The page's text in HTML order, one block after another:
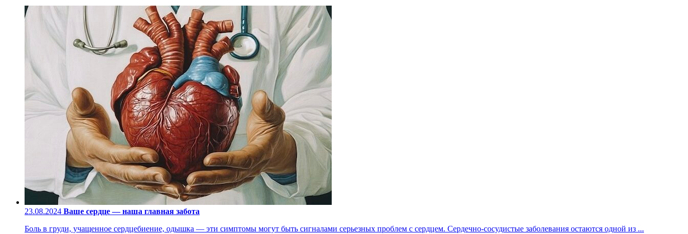
23.08.2024 Ваше сердце — наша главная забота
Боль в груди, учащенное сердцебиение, одышка — эти симптомы могут быть сигналами серьезных проблем с сердцем. Сердечно-сосудистые заболевания остаются одной из ...